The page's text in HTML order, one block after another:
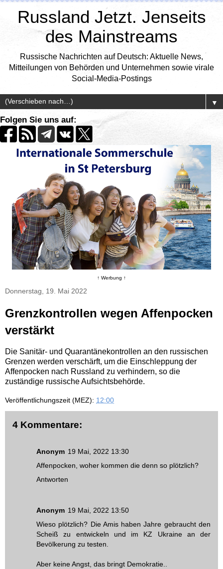
Russland Jetzt. Jenseits
des Mainstreams
Russische Nachrichten auf Deutsch: Aktuelle News,
Mitteilungen von Behörden und Unternehmen sowie virale
Social-Media-Postings
▼
Folgen Sie uns auf:
↑ Werbung ↑
Donnerstag, 19. Mai 2022
Grenzkontrollen wegen Affenpocken
verstärkt
Die Sanitär- und Quarantänekontrollen an den russischen
Grenzen werden verschärft, um die Einschleppung der
Affenpocken nach Russland zu verhindern, so die
zuständige russische Aufsichtsbehörde.
Veröffentlichungszeit (MEZ): 12:00
4 Kommentare:
Anonym 19 Mai, 2022 13:30
Affenpocken, woher kommen die denn so plötzlich?
Antworten
Anonym 19 Mai, 2022 13:50
Wieso plötzlich? Die Amis haben Jahre gebraucht den
Scheiß zu entwickeln und im KZ Ukraine an der
Bevölkerung zu testen.
Aber keine Angst, das bringt Demokratie..